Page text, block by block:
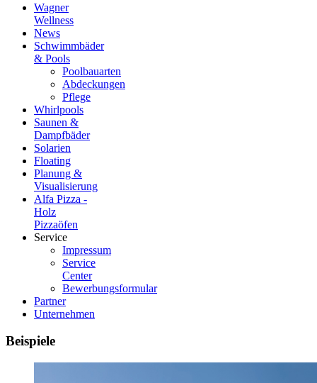
Wagner
Wellness
News
Schwimmbäder
& Pools
Poolbauarten
Abdeckungen
Pflege
Whirlpools
Saunen &
Dampfbäder
Solarien
Floating
Planung &
Visualisierung
Alfa Pizza -
Holz
Pizzaöfen
Service
Impressum
Service
Center
Bewerbungsformular
Partner
Unternehmen
Beispiele